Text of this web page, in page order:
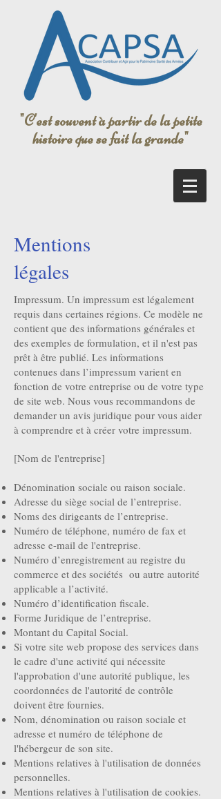
"C'est souvent à partir de la petite
histoire que se fait la grande"
Mentions
légales
Impressum. Un impressum est légalement
requis dans certaines régions. Ce modèle ne
contient que des informations générales et
des exemples de formulation, et il n'est pas
prêt à être publié. Les informations
contenues dans l’impressum varient en
fonction de votre entreprise ou de votre type
de site web. Nous vous recommandons de
demander un avis juridique pour vous aider
à comprendre et à créer votre impressum.
[Nom de l'entreprise]
Dénomination sociale ou raison sociale.
Adresse du siège social de l’entreprise.
Noms des dirigeants de l’entreprise.
Numéro de téléphone, numéro de fax et
adresse e-mail de l'entreprise.
Numéro d’enregistrement au registre du
commerce et des sociétés ou autre autorité
applicable a l’activité.
Numéro d’identification fiscale.
Forme Juridique de l’entreprise.
Montant du Capital Social.
Si votre site web propose des services dans
le cadre d'une activité qui nécessite
l'approbation d'une autorité publique, les
coordonnées de l'autorité de contrôle
doivent être fournies. ​​​
Nom, dénomination ou raison sociale et
adresse et numéro de téléphone de
l'hébergeur de son site.
Mentions relatives à l'utilisation de données
personnelles.
Mentions relatives à l'utilisation de cookies.